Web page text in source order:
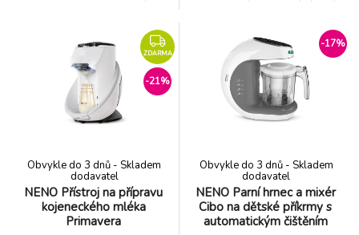
dávkování a maximální
pohodlí při každém použití.
Vlastnosti: - Automatická
příprava mléka – rychle a
jednoduše připraví
kojeneckou výživu bez
živiny a šetří nádobí v kuchyni.
Vše, co potřebujete k
přípravě jídel pro vaše dítě –
v jednom kompaktním
zařízení. Vlastnosti: - 4 v 1 –
vaření v páře, mixování,
ZDARMA
-21%
NENO Přístroj na přípravu
kojeneckého mléka
Primavera
Obvykle do 3 dnů - Skladem
dodavatel
-17%
NENO Parní hrnec a mixér
Cibo na dětské příkrmy s
automatickým čištěním
Obvykle do 3 dnů - Skladem
dodavatel